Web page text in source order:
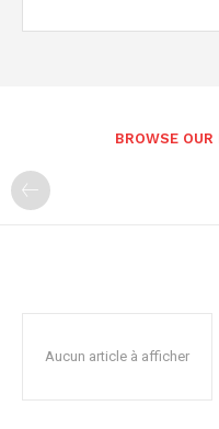
BROWSE
Aucun article à afficher